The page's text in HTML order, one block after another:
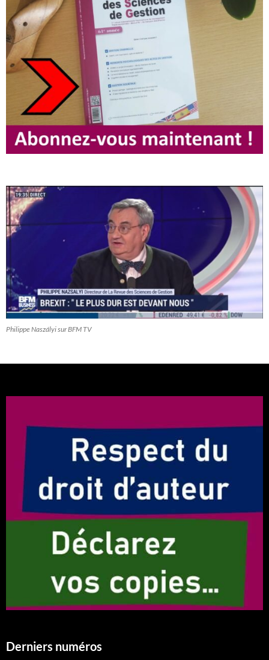
Philippe Naszályi sur BFM TV
Derniers numéros